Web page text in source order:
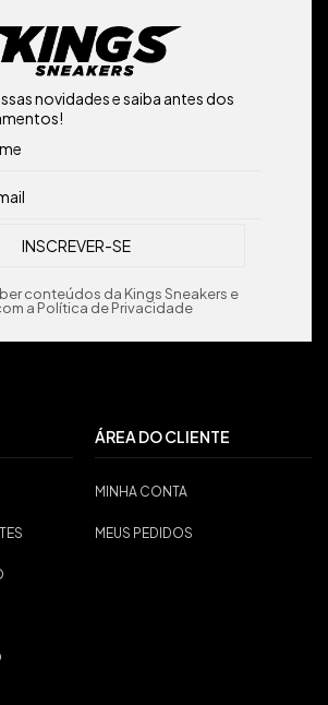
novidades e saiba antes dos
conteúdos da Kings Sneakers e
a Política de Privacidade
ÁREA DO CLIENTE
MINHA CONTA
MEUS PEDIDOS